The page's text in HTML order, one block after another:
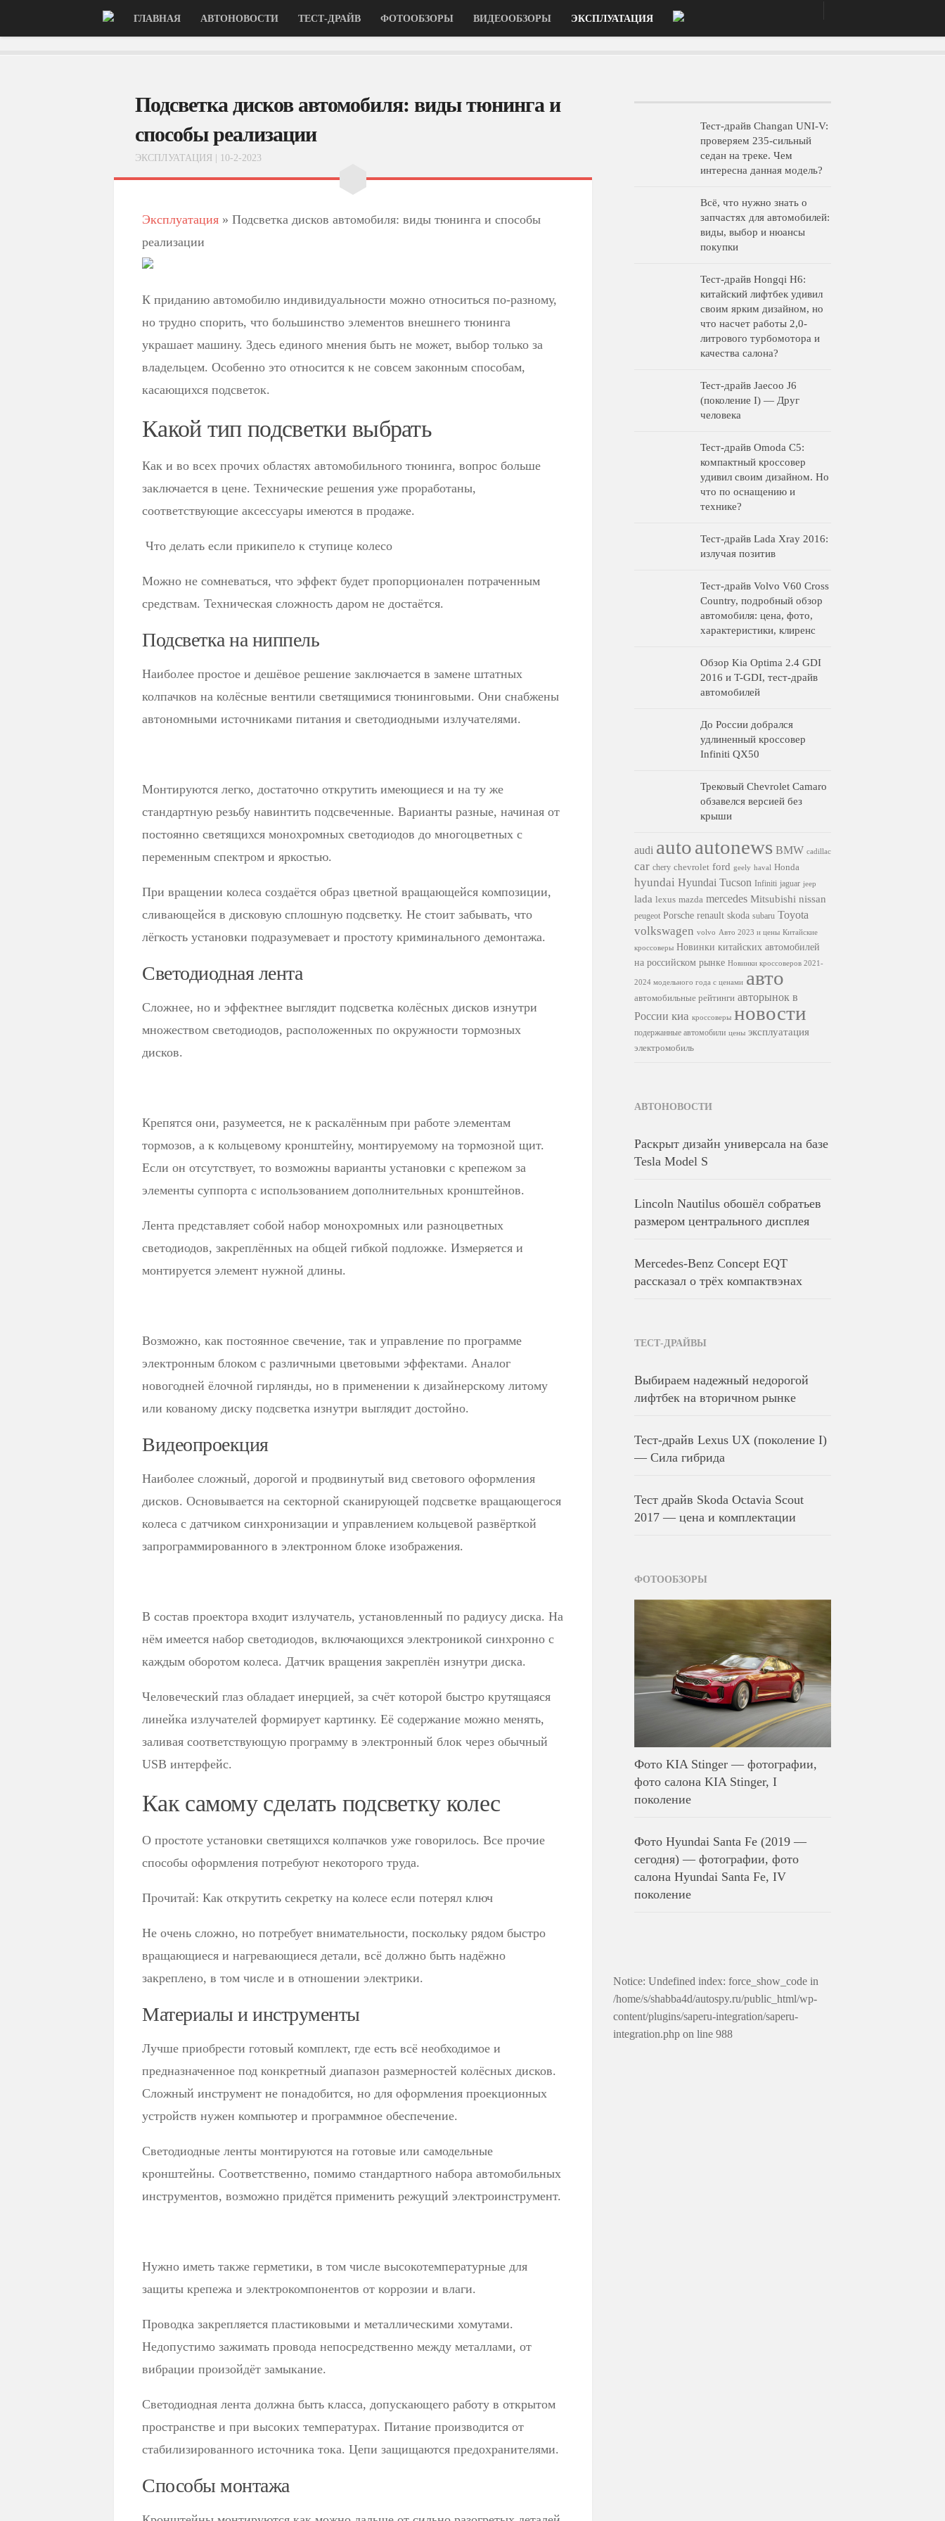
ГЛАВНАЯ АВТОНОВОСТИ ТЕСТ-ДРАЙВ ФОТООБЗОРЫ ВИДЕООБЗОРЫ ЭКСПЛУАТАЦИЯ
Подсветка дисков автомобиля: виды тюнинга и
способы реализации
ЭКСПЛУАТАЦИЯ | 10-2-2023
Эксплуатация » Подсветка дисков автомобиля: виды тюнинга и способы
реализации
К приданию автомобилю индивидуальности можно относиться по-разному,
но трудно спорить, что большинство элементов внешнего тюнинга
украшает машину. Здесь единого мнения быть не может, выбор только за
владельцем. Особенно это относится к не совсем законным способам,
касающихся подсветок.
Какой тип подсветки выбрать
Как и во всех прочих областях автомобильного тюнинга, вопрос больше
заключается в цене. Технические решения уже проработаны,
соответствующие аксессуары имеются в продаже.
Что делать если прикипело к ступице колесо
Можно не сомневаться, что эффект будет пропорционален потраченным
средствам. Техническая сложность даром не достаётся.
Подсветка на ниппель
Наиболее простое и дешёвое решение заключается в замене штатных
колпачков на колёсные вентили светящимися тюнинговыми. Они снабжены
автономными источниками питания и светодиодными излучателями.
Монтируются легко, достаточно открутить имеющиеся и на ту же
стандартную резьбу навинтить подсвеченные. Варианты разные, начиная от
постоянно светящихся монохромных светодиодов до многоцветных с
переменным спектром и яркостью.
При вращении колеса создаётся образ цветной вращающейся композиции,
сливающейся в дисковую сплошную подсветку. Не стоит забывать, что
лёгкость установки подразумевает и простоту криминального демонтажа.
Светодиодная лента
Сложнее, но и эффектнее выглядит подсветка колёсных дисков изнутри
множеством светодиодов, расположенных по окружности тормозных
дисков.
Крепятся они, разумеется, не к раскалённым при работе элементам
тормозов, а к кольцевому кронштейну, монтируемому на тормозной щит.
Если он отсутствует, то возможны варианты установки с крепежом за
элементы суппорта с использованием дополнительных кронштейнов.
Лента представляет собой набор монохромных или разноцветных
светодиодов, закреплённых на общей гибкой подложке. Измеряется и
монтируется элемент нужной длины.
Возможно, как постоянное свечение, так и управление по программе
электронным блоком с различными цветовыми эффектами. Аналог
новогодней ёлочной гирлянды, но в применении к дизайнерскому литому
или кованому диску подсветка изнутри выглядит достойно.
Видеопроекция
Наиболее сложный, дорогой и продвинутый вид светового оформления
дисков. Основывается на секторной сканирующей подсветке вращающегося
колеса с датчиком синхронизации и управлением кольцевой развёрткой
запрограммированного в электронном блоке изображения.
В состав проектора входит излучатель, установленный по радиусу диска. На
нём имеется набор светодиодов, включающихся электроникой синхронно с
каждым оборотом колеса. Датчик вращения закреплён изнутри диска.
Человеческий глаз обладает инерцией, за счёт которой быстро крутящаяся
линейка излучателей формирует картинку. Её содержание можно менять,
заливая соответствующую программу в электронный блок через обычный
USB интерфейс.
Как самому сделать подсветку колес
О простоте установки светящихся колпачков уже говорилось. Все прочие
способы оформления потребуют некоторого труда.
Прочитай: Как открутить секретку на колесе если потерял ключ
Не очень сложно, но потребует внимательности, поскольку рядом быстро
вращающиеся и нагревающиеся детали, всё должно быть надёжно
закреплено, в том числе и в отношении электрики.
Материалы и инструменты
Лучше приобрести готовый комплект, где есть всё необходимое и
предназначенное под конкретный диапазон размерностей колёсных дисков.
Сложный инструмент не понадобится, но для оформления проекционных
устройств нужен компьютер и программное обеспечение.
Светодиодные ленты монтируются на готовые или самодельные
кронштейны. Соответственно, помимо стандартного набора автомобильных
инструментов, возможно придётся применить режущий электроинструмент.
Нужно иметь также герметики, в том числе высокотемпературные для
защиты крепежа и электрокомпонентов от коррозии и влаги.
Проводка закрепляется пластиковыми и металлическими хомутами.
Недопустимо зажимать провода непосредственно между металлами, от
вибрации произойдёт замыкание.
Светодиодная лента должна быть класса, допускающего работу в открытом
пространстве и при высоких температурах. Питание производится от
стабилизированного источника тока. Цепи защищаются предохранителями.
Способы монтажа
Тест-драйв Changan UNI-V:
проверяем 235-сильный
седан на треке. Чем
интересна данная модель?
Всё, что нужно знать о
запчастях для автомобилей:
виды, выбор и нюансы
покупки
Тест-драйв Hongqi H6:
китайский лифтбек удивил
своим ярким дизайном, но
что насчет работы 2,0-
литрового турбомотора и
качества салона?
Тест-драйв Jaecoo J6
(поколение I) — Друг
человека
Тест-драйв Omoda C5:
компактный кроссовер
удивил своим дизайном. Но
что по оснащению и
технике?
Тест-драйв Lada Xray 2016:
излучая позитив
Тест-драйв Volvo V60 Cross
Country, подробный обзор
автомобиля: цена, фото,
характеристики, клиренс
Обзор Kia Optima 2.4 GDI
2016 и T-GDI, тест-драйв
автомобилей
До России добрался
удлиненный кроссовер
Infiniti QX50
Трековый Chevrolet Camaro
обзавелся версией без
крыши
audi autoautonews BMW cadillac
car chery chevrolet ford geely haval Honda
hyundai Hyundai Tucson Infiniti jaguar jeep
lada lexus mazda mercedes Mitsubishi nissan
peugeot Porsche renault skoda subaru Toyota
volkswagen volvo Авто 2023 и цены Китайские
кроссоверы Новинки китайских автомобилей
на российском рынке Новинки кроссоверов 2021-
2024 модельного года с ценами авто
автомобильные рейтинги авторынок в
России киа кроссоверы новости
подержанные автомобили цены эксплуатация
электромобиль
АВТОНОВОСТИ
Раскрыт дизайн универсала на базе
Tesla Model S
Lincoln Nautilus обошёл собратьев
размером центрального дисплея
Mercedes-Benz Concept EQT
рассказал о трёх компактвэнах
ТЕСТ-ДРАЙВЫ
Выбираем надежный недорогой
лифтбек на вторичном рынке
Тест-драйв Lexus UX (поколение I)
— Сила гибрида
Тест драйв Skoda Octavia Scout
2017 — цена и комплектации
ФОТООБЗОРЫ
Фото KIA Stinger — фотографии,
фото салона KIA Stinger, I
поколение
Фото Hyundai Santa Fe (2019 —
сегодня) — фотографии, фото
салона Hyundai Santa Fe, IV
поколение
Notice: Undefined index: force_show_code in
/home/s/shabba4d/autospy.ru/public_html/wp-
content/plugins/saperu-integration/saperu-
integration.php on line 988